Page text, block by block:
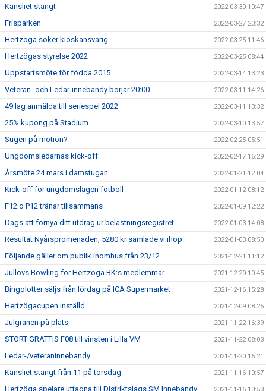
Kansliet stängt 2022-03-30 10:47
Frisparken 2022-03-27 23:32
Hertzöga söker kioskansvarig 2022-03-25 11:46
Hertzögas styrelse 2022 2022-03-25 08:44
Uppstartsmöte för födda 2015 2022-03-14 13:23
Veteran- och Ledar-innebandy börjar 20:00 2022-03-11 14:26
49 lag anmälda till seriespel 2022 2022-03-11 13:32
25% kupong på Stadium 2022-03-10 13:57
Sugen på motion? 2022-02-25 05:51
Ungdomsledarnas kick-off 2022-02-17 16:29
Årsmöte 24 mars i damstugan 2022-01-21 12:04
Kick-off för ungdomslagen fotboll 2022-01-12 08:12
F12 o P12 tränar tillsammans 2022-01-09 12:22
Dags att förnya ditt utdrag ur belastningsregistret 2022-01-03 14:08
Resultat Nyårspromenaden, 5280 kr samlade vi ihop 2022-01-03 08:50
Följande gäller om publik inomhus från 23/12 2021-12-21 11:12
Jullovs Bowling för Hertzöga BK:s medlemmar 2021-12-20 10:45
Bingolotter säljs från lördag på ICA Supermarket 2021-12-16 15:28
Hertzögacupen inställd 2021-12-09 08:25
Julgranen på plats 2021-11-22 16:39
STORT GRATTIS F08 till vinsten i Lilla VM 2021-11-22 08:03
Ledar-/veteraninnebandy 2021-11-20 16:21
Kansliet stängt från 11 på torsdag 2021-11-16 10:57
Hertzöga spelare uttagna till Distriktslags SM Innebandy